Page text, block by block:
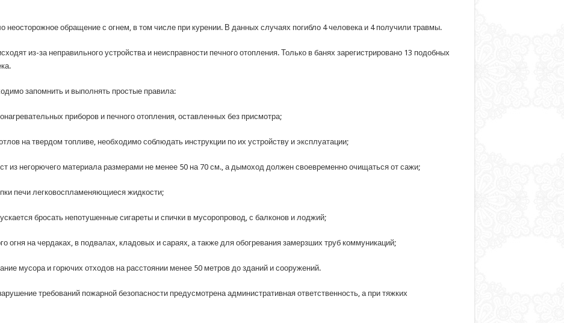
обращение с огнем, в том числе при курении. В данных случаях погибло 4 человека и 4 получили травмы.
из-за неправильного устройства и неисправности печного отопления. Только в банях зарегистрировано 13 подобных
запомнить и выполнять простые правила:
приборов и печного отопления, оставленных без присмотра;
на твердом топливе, необходимо соблюдать инструкции по их устройству и эксплуатации;
из негорючего материала размерами не менее 50 на 70 см., а дымоход должен своевременно очищаться от сажи;
печи легковоспламеняющиеся жидкости;
бросать непотушенные сигареты и спички в мусоропровод, с балконов и лоджий;
огня на чердаках, в подвалах, кладовых и сараях, а также для обогревания замерзших труб коммуникаций;
мусора и горючих отходов на расстоянии менее 50 метров до зданий и сооружений.
требований пожарной безопасности предусмотрена административная ответственность, а при тяжких